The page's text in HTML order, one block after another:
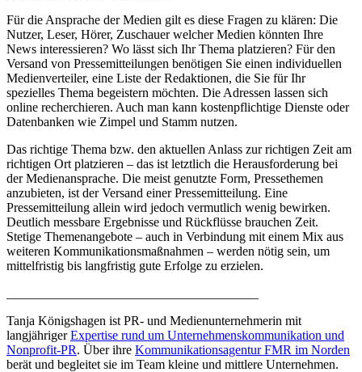
Für die Ansprache der Medien gilt es diese Fragen zu klären: Die
Nutzer, Leser, Hörer, Zuschauer welcher Medien könnten Ihre
News interessieren? Wo lässt sich Ihr Thema platzieren? Für den
Versand von Pressemitteilungen benötigen Sie einen individuellen
Medienverteiler, eine Liste der Redaktionen, die Sie für Ihr
spezielles Thema begeistern möchten. Die Adressen lassen sich
online recherchieren. Auch man kann kostenpflichtige Dienste oder
Datenbanken wie Zimpel und Stamm nutzen.
Das richtige Thema bzw. den aktuellen Anlass zur richtigen Zeit am
richtigen Ort platzieren – das ist letztlich die Herausforderung bei
der Medienansprache. Die meist genutzte Form, Pressethemen
anzubieten, ist der Versand einer Pressemitteilung. Eine
Pressemitteilung allein wird jedoch vermutlich wenig bewirken.
Deutlich messbare Ergebnisse und Rückflüsse brauchen Zeit.
Stetige Themenangebote – auch in Verbindung mit einem Mix aus
weiteren Kommunikationsmaßnahmen – werden nötig sein, um
mittelfristig bis langfristig gute Erfolge zu erzielen.
Tanja Königshagen ist PR- und Medienunternehmerin mit
langjährigerExpertise rund um Unternehmenskommunikation und
Nonprofit-PR. Über ihre Kommunikationsagentur FMR im Norden
berät und begleitet sie im Team kleine und mittlere Unternehmen.